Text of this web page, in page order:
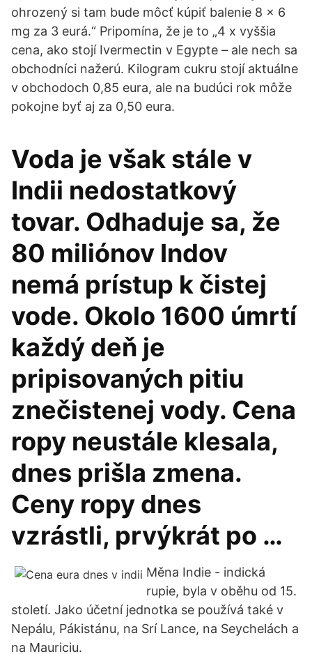
ohrozený si tam bude môcť kúpiť balenie 8 x 6
mg za 3 eurá.“ Pripomína, že je to „4 x vyššia
cena, ako stojí Ivermectin v Egypte – ale nech sa
obchodníci nažerú. Kilogram cukru stojí aktuálne
v obchodoch 0,85 eura, ale na budúci rok môže
pokojne byť aj za 0,50 eura.
Voda je však stále v
Indii nedostatkový
tovar. Odhaduje sa, že
80 miliónov Indov
nemá prístup k čistej
vode. Okolo 1600 úmrtí
každý deň je
pripisovaných pitiu
znečistenej vody. Cena
ropy neustále klesala,
dnes prišla zmena.
Ceny ropy dnes
vzrástli, prvýkrát po …
Měna Indie - indická
rupie, byla v oběhu od 15.
století. Jako účetní jednotka se používá také v
Nepálu, Pákistánu, na Srí Lance, na Seychelách a
na Mauriciu.